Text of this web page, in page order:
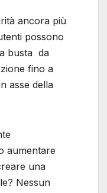
ancora più
possono
busta da
fino a
asse della
aumentare
una
Nessun